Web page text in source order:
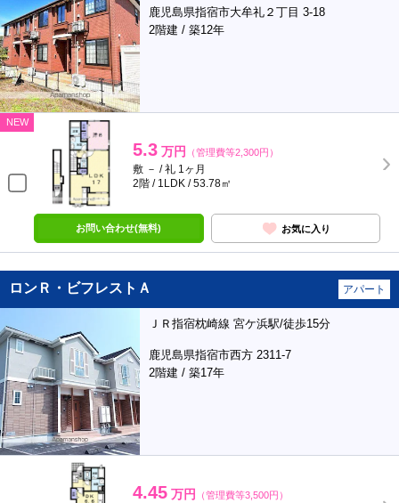
鹿児島県指宿市大牟礼２丁目 3-18
2階建 / 築12年
NEW
5.3 万円 （管理費等2,300円）
敷 － / 礼 1ヶ月
2階 / 1LDK / 53.78㎡
お問い合わせ(無料) お気に入り
ロンＲ・ビフレストＡ アパート
ＪＲ指宿枕崎線 宮ケ浜駅/徒歩15分
鹿児島県指宿市西方 2311-7
2階建 / 築17年
4.45 万円 （管理費等3,500円）